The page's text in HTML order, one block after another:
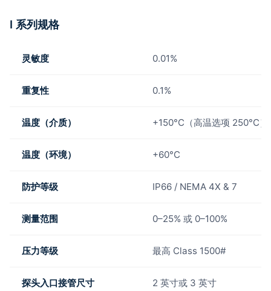
I 系列规格
灵敏度 0.01%
重复性 0.1%
温度（介质） +150°C（高温选项 250°C）
温度（环境） +60°C
防护等级 IP66 / NEMA 4X & 7
测量范围 0–25% 或 0–100%
压力等级 最高 Class 1500#
探头入口接管尺寸 2 英寸或 3 英寸